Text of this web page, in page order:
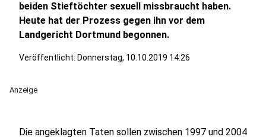
beiden Stieftöchter sexuell missbraucht haben.
Heute hat der Prozess gegen ihn vor dem
Landgericht Dortmund begonnen.
Veröffentlicht: Donnerstag, 10.10.2019 14:26
Anzeige
Die angeklagten Taten sollen zwischen 1997 und 2004